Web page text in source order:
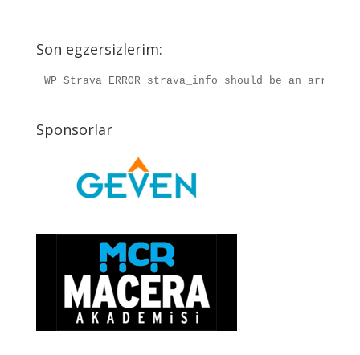
Son egzersizlerim:
WP Strava ERROR strava_info should be an
Sponsorlar